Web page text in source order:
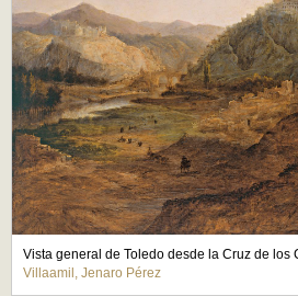
Vista general de Toledo desde la Cruz de los
Villaamil, Jenaro Pérez